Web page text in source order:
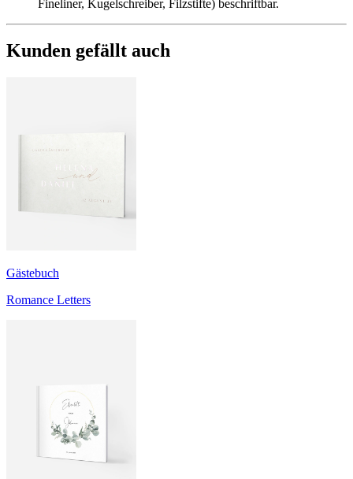
Fineliner, Kugelschreiber, Filzstifte) beschriftbar.
Kunden gefällt auch
Gästebuch
Romance Letters